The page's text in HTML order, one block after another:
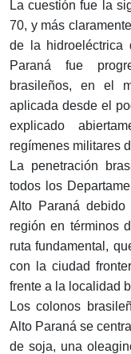
La cuestión fue la
70, y más
de la hidroeléctrica
Paraná fue
brasileños, en el
aplicada desde el
explicado
regímenes militares
La penetración
todos los
Alto Paraná
región en términos
ruta fundamental,
con la ciudad
frente a la localidad
Los colonos
Alto Paraná se
de soja, una